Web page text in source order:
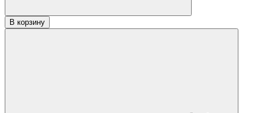
В корзину